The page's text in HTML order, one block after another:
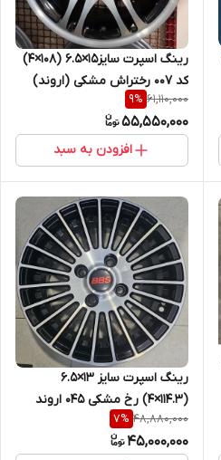
رینگ اسپرت سایز۱۵×۶.۵ (۱۰۸×۴)
کد ۰۰۷ رختراش مشکی (اروند)
61,110,000
9%
55,550,000
افزودن به سبد
رینگ اسپرت سایز ۱۳×۶.۵
(۱۱۴.۳×۴) رخ مشکی ۰۴۵ اروند
48,880,000
7%
45,000,000